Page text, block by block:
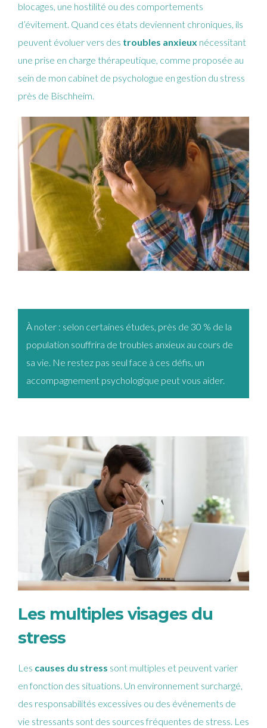
blocages, une hostilité ou des comportements
d’évitement. Quand ces états deviennent chroniques, ils
peuvent évoluer vers des troubles anxieux nécessitant
une prise en charge thérapeutique, comme proposée au
sein de mon cabinet de psychologue en gestion du stress
près de Bischheim.
À noter : selon certaines études, près de 30 % de la
population souffrira de troubles anxieux au cours de
sa vie. Ne restez pas seul face à ces défis, un
accompagnement psychologique peut vous aider.
Les multiples visages du
stress
Les causes du stress sont multiples et peuvent varier
en fonction des situations. Un environnement surchargé,
des responsabilités excessives ou des événements de
vie stressants sont des sources fréquentes de stress. Les